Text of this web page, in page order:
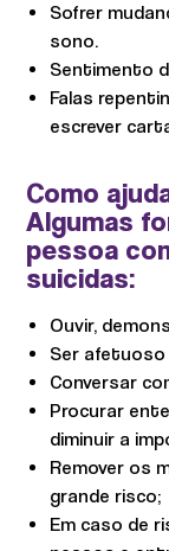
Sofrer
sono.
Sentimento
Falas
escrever
Como
Algumas
pessoa
suicidas:
Ouvir,
Ser afetuoso
Conversar
Procurar
diminuir a
Remover os
grande risco;
Em caso de